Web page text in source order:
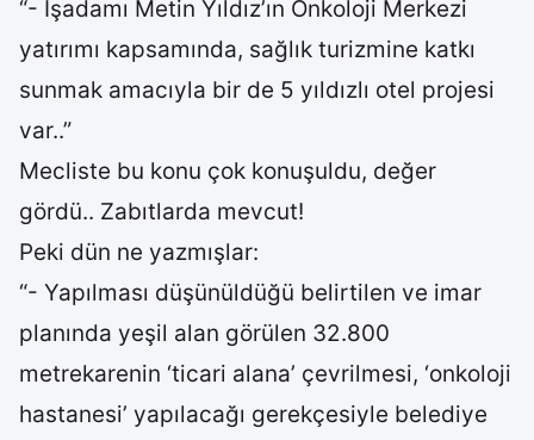
“- İşadamı Metin Yıldız’ın Onkoloji Merkezi
yatırımı kapsamında, sağlık turizmine katkı
sunmak amacıyla bir de 5 yıldızlı otel projesi
var..”
Mecliste bu konu çok konuşuldu, değer
gördü.. Zabıtlarda mevcut!
Peki dün ne yazmışlar:
“- Yapılması düşünüldüğü belirtilen ve imar
planında yeşil alan görülen 32.800
metrekarenin ‘ticari alana’ çevrilmesi, ‘onkoloji
hastanesi’ yapılacağı gerekçesiyle belediye